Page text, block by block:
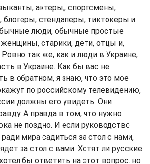
актеры,, спортсмены,
блогеры, стендаперы, тиктокеры и
люди, обычные простые
старики, дети, отцы и,
Ровно так же, как и люди в Украине,
в Украине. Как бы вас не
в обратном, я знаю, что это мое
по российскому телевидению,
должны его увидеть. Они
А правда в том, что нужно
не поздно. И если руководство
мира садиться за стол с нами,
за стол с вами. Хотят ли русские
бы ответить на этот вопрос, но